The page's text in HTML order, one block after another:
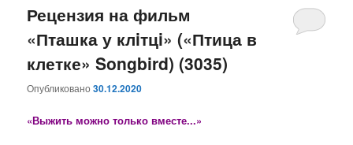
Рецензия на фильм
«Пташка у клiтцi» («Птица в
клетке» Songbird) (3035)
Опубликовано30.12.2020
«Выжить можно только вместе...»